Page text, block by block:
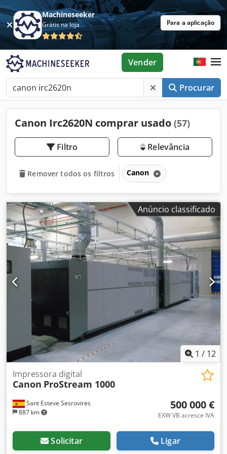
Machineseeker
Grátis na loja Para a aplicação
Procurar
Vender
Canon Irc2620N comprar usado (57)
Filtro Relevância
Remover todos os filtros Canon
Anúncio classificado
1 / 12
Sant Esteve Sesrovires
887 km
Impressora digital
Canon ProStream 1000
500 000 €
EXW VB acresce IVA
Solicitar Ligar